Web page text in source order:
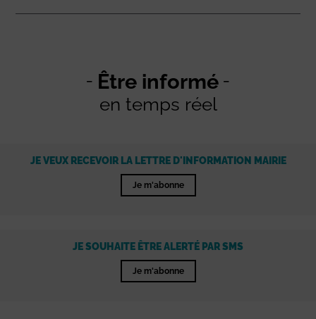
Être informé
en temps réel
JE VEUX RECEVOIR LA LETTRE D'INFORMATION MAIRIE
Je m'abonne
JE SOUHAITE ÊTRE ALERTÉ PAR SMS
Je m'abonne